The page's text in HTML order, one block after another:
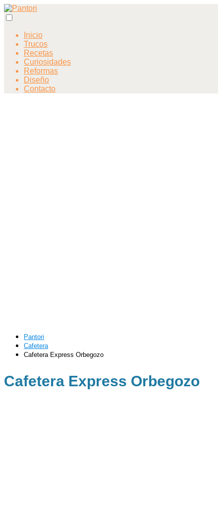
Inicio
Trucos
Recetas
Curiosidades
Reformas
Diseño
Contacto
Pantori
Cafetera
Cafetera Express Orbegozo
Cafetera Express Orbegozo